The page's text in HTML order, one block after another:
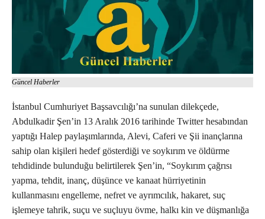
Güncel Haberler
İstanbul Cumhuriyet Başsavcılığı’na sunulan dilekçede,
Abdulkadir Şen’in 13 Aralık 2016 tarihinde Twitter hesabından
yaptığı Halep paylaşımlarında, Alevi, Caferi ve Şii inançlarına
sahip olan kişileri hedef gösterdiği ve soykırım ve öldürme
tehdidinde bulunduğu belirtilerek Şen’in, “Soykırım çağrısı
yapma, tehdit, inanç, düşünce ve kanaat hürriyetinin
kullanmasını engelleme, nefret ve ayrımcılık, hakaret, suç
işlemeye tahrik, suçu ve suçluyu övme, halkı kin ve düşmanlığa